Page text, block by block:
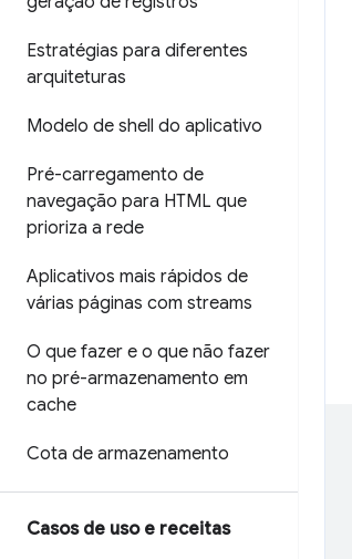
Estratégias para diferentes
arquiteturas
Modelo de shell do aplicativo
Pré-carregamento de
navegação para HTML que
prioriza a rede
Aplicativos mais rápidos de
várias páginas com streams
O que fazer e o que não fazer
no pré-armazenamento em
cache
Cota de armazenamento
Casos de uso e receitas